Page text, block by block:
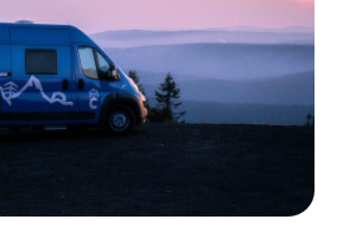
PORADNA